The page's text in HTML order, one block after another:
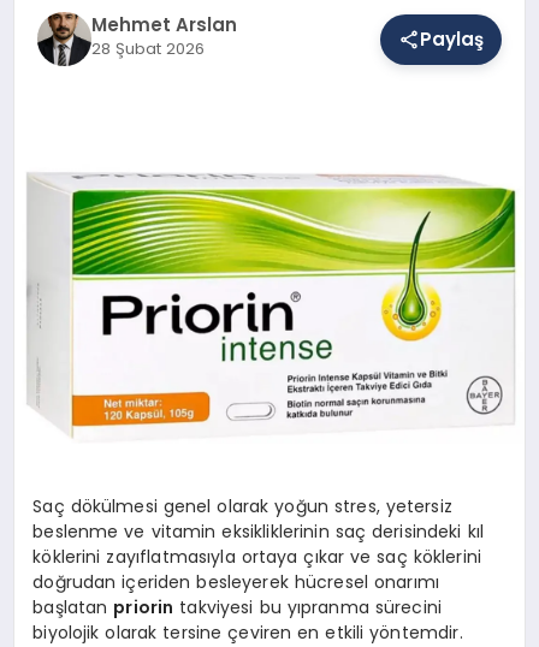
DÜNYA Mehmet Arslan
28 Şubat 2026 Paylaş
Saç dökülmesi genel olarak yoğun stres, yetersiz
beslenme ve vitamin eksikliklerinin saç derisindeki kıl
köklerini zayıflatmasıyla ortaya çıkar ve saç köklerini
doğrudan içeriden besleyerek hücresel onarımı
başlatan priorin takviyesi bu yıpranma sürecini
biyolojik olarak tersine çeviren en etkili yöntemdir.